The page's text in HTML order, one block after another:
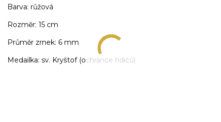
Barva: růžová
Rozměr: 15 cm
Průměr zrnek: 6 mm
Medailka: sv. Kryštof (ochránce řidičů)